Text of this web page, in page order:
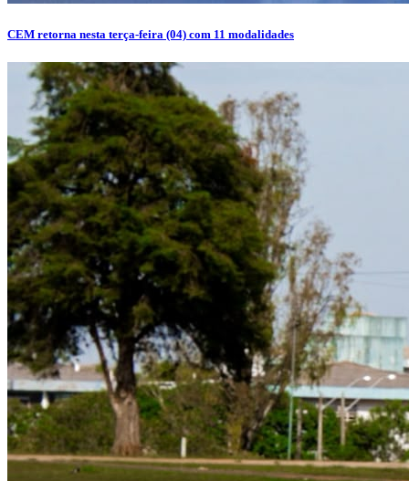
CEM retorna nesta terça-feira (04) com 11 modalidades